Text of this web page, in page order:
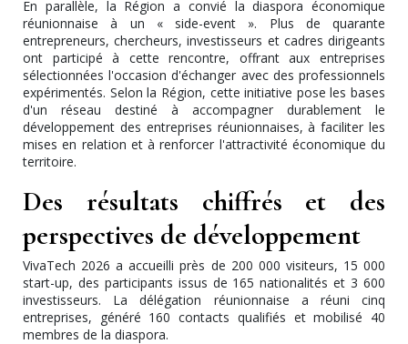
En parallèle, la Région a convié la diaspora économique
réunionnaise à un « side-event ». Plus de quarante
entrepreneurs, chercheurs, investisseurs et cadres dirigeants
ont participé à cette rencontre, offrant aux entreprises
sélectionnées l'occasion d'échanger avec des professionnels
expérimentés. Selon la Région, cette initiative pose les bases
d'un réseau destiné à accompagner durablement le
développement des entreprises réunionnaises, à faciliter les
mises en relation et à renforcer l'attractivité économique du
territoire.
Des résultats chiffrés et des
perspectives de développement
VivaTech 2026 a accueilli près de 200 000 visiteurs, 15 000
start-up, des participants issus de 165 nationalités et 3 600
investisseurs. La délégation réunionnaise a réuni cinq
entreprises, généré 160 contacts qualifiés et mobilisé 40
membres de la diaspora.